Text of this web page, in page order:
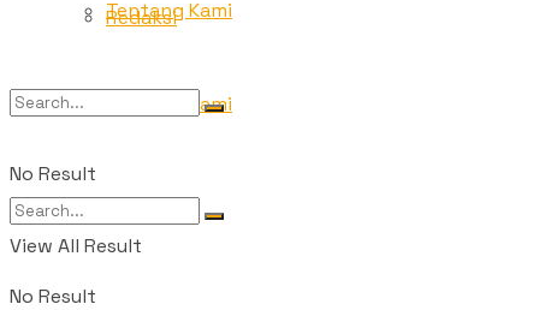
Redaksi
Tentang Kami
No Result
Tentang Kami
No Result
View All Result